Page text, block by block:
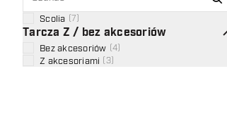
Scolia 7
Tarcza Z / bez akcesoriów
Bez akcesoriów 4
Z akcesoriami 3)